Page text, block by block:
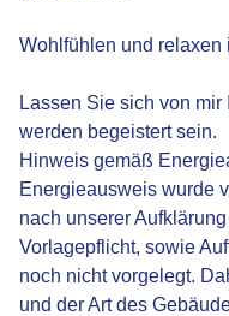
Wohlfühlen und relaxen
Lassen Sie sich von
werden begeistert sein.
Hinweis gemäß
Energieausweis wurde
nach unserer
Vorlagepflicht, sowie
noch nicht vorgelegt.
und der Art des